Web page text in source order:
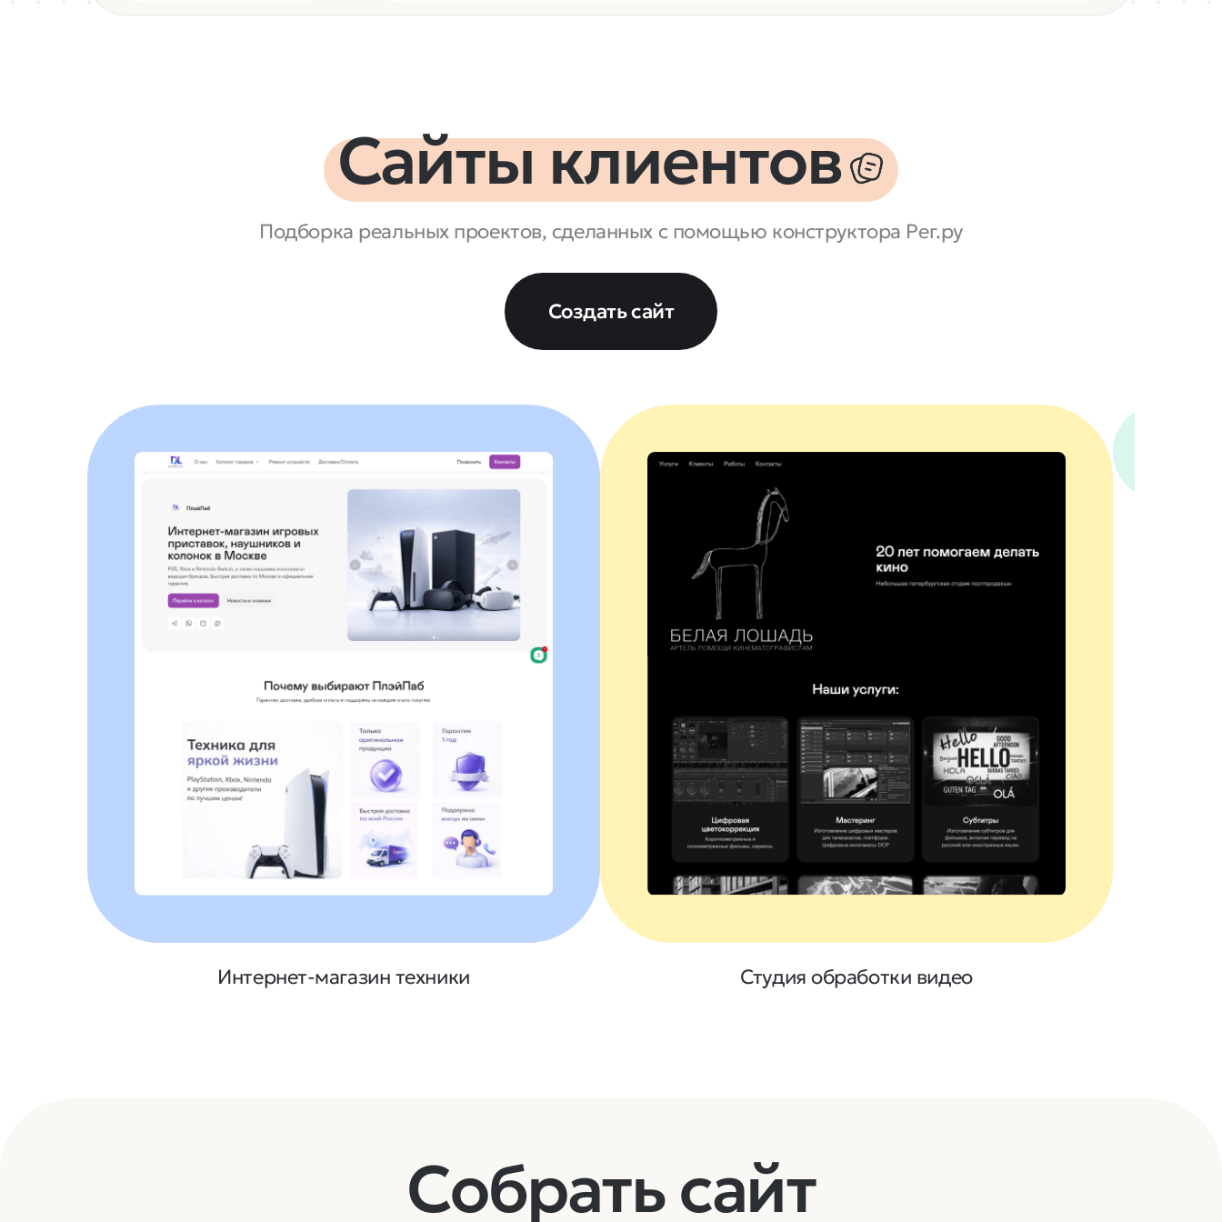
Сайты клиентов
Подборка реальных проектов, сделанных с помощью конструктора Рег.ру
Создать сайт
Интернет-магазин техники Студия обработки видео
Собрать сайт